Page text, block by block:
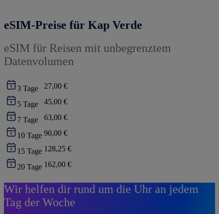
eSIM-Preise für Kap Verde
eSIM für Reisen mit unbegrenztem
Datenvolumen
3 Tage 27,00 €
5 Tage 45,00 €
7 Tage 63,00 €
10 Tage 90,00 €
15 Tage 128,25 €
20 Tage 162,00 €
Wir helfen dir rund um die Uhr an jedem
Tag der Woche